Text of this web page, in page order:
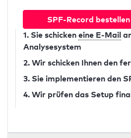
SPF-Record bestellen
1. Sie schicken eine E-Mail
Analysesystem
2. Wir schicken Ihnen den
3. Sie implementieren den
4. Wir prüfen das Setup